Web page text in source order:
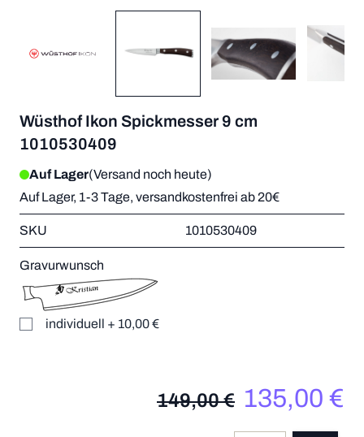
Wüsthof Ikon Spickmesser 9 cm
1010530409
Auf Lager(Versand noch heute)
Auf Lager, 1-3 Tage, versandkostenfrei ab 20€
SKU 1010530409
Gravurwunsch
individuell + 10,00 €
149,00 € 135,00 €